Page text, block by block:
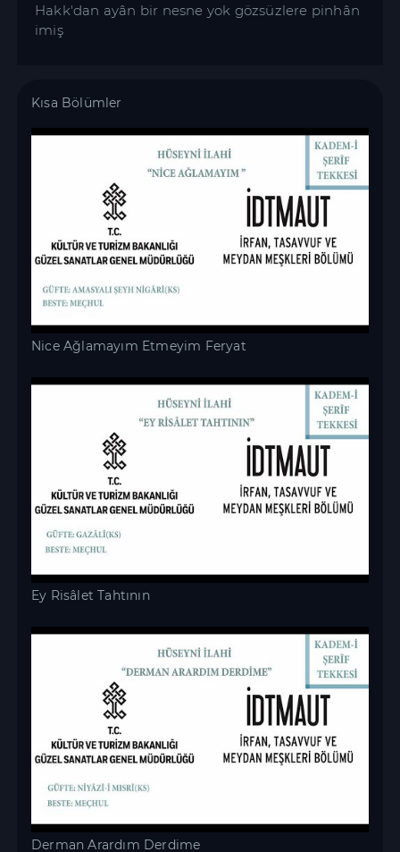
Hakk'dan ayân bir nesne yok gözsüzlere pinhân
imiş
Kısa Bölümler
Nice Ağlamayım Etmeyim Feryat
Ey Risâlet Tahtının
Derman Arardım Derdime